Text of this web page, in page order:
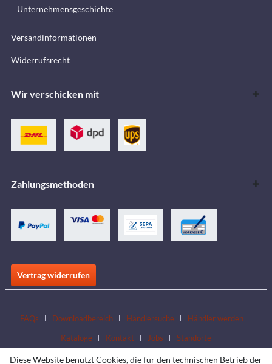
Unternehmensgeschichte
Versandinformationen
Widerrufsrecht
Wir verschicken mit
Zahlungsmethoden
Vertrag widerrufen
FAQs Downloadbereich Händlersuche
Händler werden
Kataloge
Kontakt Jobs Standorte
Diese Website benutzt Cookies, die für den technischen Betrieb der